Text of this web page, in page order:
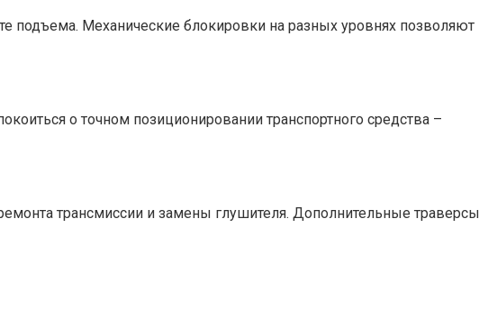
подъема. Механические блокировки на разных уровнях позволяют
о точном позиционировании транспортного средства –
трансмиссии и замены глушителя. Дополнительные траверсы